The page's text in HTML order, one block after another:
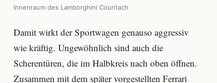
Innenraum des Lamborghini Countach
Damit wirkt der Sportwagen genauso aggressiv
wie kräftig. Ungewöhnlich sind auch die
Scherentüren, die im Halbkreis nach oben öffnen.
Zusammen mit dem später vorgestellten Ferrari